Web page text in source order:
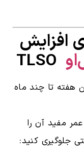
افزایش
هفته تا چند ماه
مفید آن را
جلوگیری کنید: